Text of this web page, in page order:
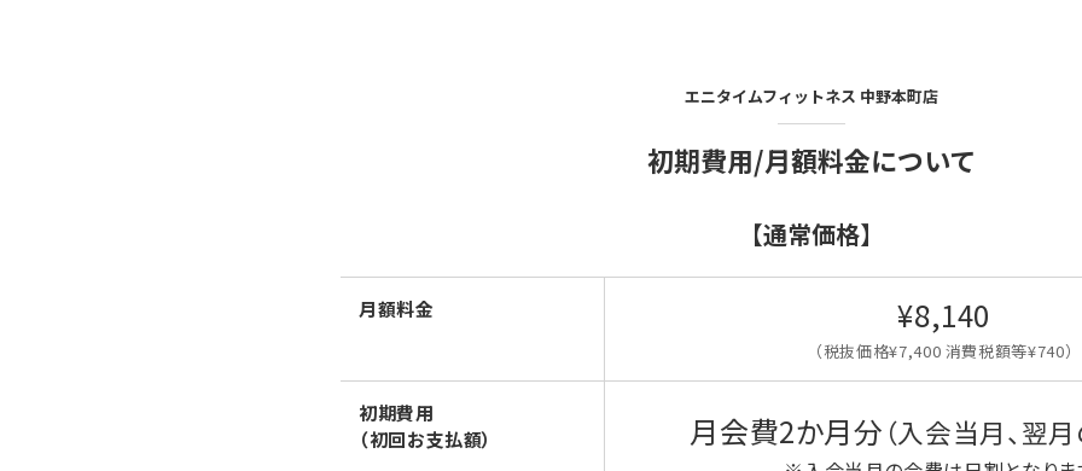
エニタイムフィットネス 中野本町店
初期費用/月額料金について
【通常価格】
月額料金 ¥8,140
（税抜価格¥7,400 消費税額等¥740）
初期費用
（初回お支払額）
月会費2か月分 （入会当月、翌